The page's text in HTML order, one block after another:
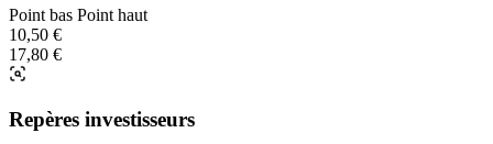
Point bas Point haut
10,50 €
17,80 €
Repères investisseurs